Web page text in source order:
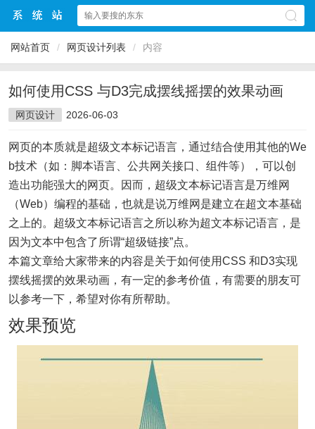
网站首页 / 网页设计列表 / 内容
如何使用CSS 与D3完成摆线摇摆的效果动画
网页设计 2026-06-03
网页的本质就是超级文本标记语言，通过结合使用其他的We
b技术（如：脚本语言、公共网关接口、组件等），可以创
造出功能强大的网页。因而，超级文本标记语言是万维网
（Web）编程的基础，也就是说万维网是建立在超文本基础
之上的。超级文本标记语言之所以称为超文本标记语言，是
因为文本中包含了所谓“超级链接”点。
本篇文章给大家带来的内容是关于如何使用CSS 和D3实现
摆线摇摆的效果动画，有一定的参考价值，有需要的朋友可
以参考一下，希望对你有所帮助。
效果预览